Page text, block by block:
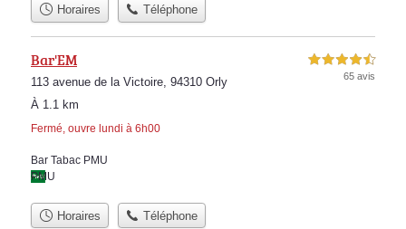
Horaires Téléphone
Bar'EM
113 avenue de la Victoire, 94310 Orly
À 1.1 km
Fermé, ouvre lundi à 6h00
4,5 étoiles sur 5
65 avis
Bar Tabac PMU
PMU
Horaires Téléphone